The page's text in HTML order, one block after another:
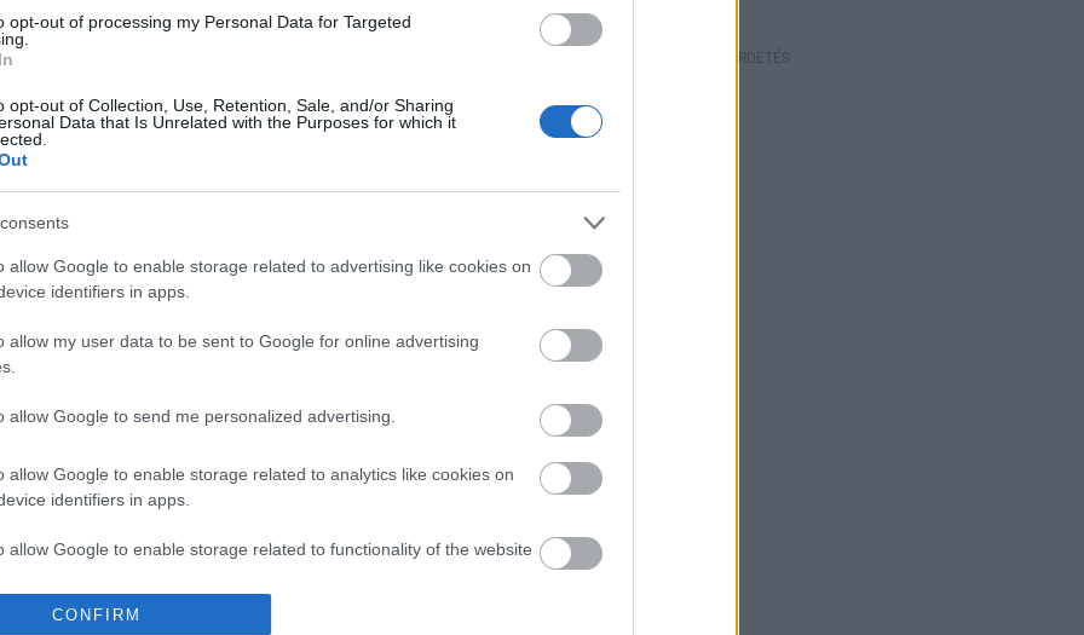
opt-out of processing my Personal Data for Targeted
opt-out of Collection, Use, Retention, Sale, and/or Sharing
Data that Is Unrelated with the Purposes for which it
allow Google to enable storage related to advertising like cookies on
identifiers in apps.
allow my user data to be sent to Google for online advertising
allow Google to send me personalized advertising.
allow Google to enable storage related to analytics like cookies on
identifiers in apps.
allow Google to enable storage related to functionality of the website
allow Google to enable storage related to personalization.
CONFIRM
Látlelet a hazai víziközművekről?
Egyetlen, fél évszázados
évfordulójára
a
az
Transzparencia és
HIRDETÉS